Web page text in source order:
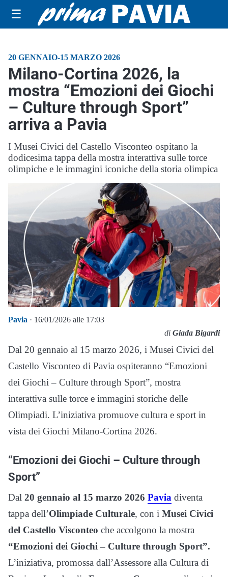
☰
20 GENNAIO-15 MARZO 2026
Milano-Cortina 2026, la
mostra “Emozioni dei Giochi
– Culture through Sport”
arriva a Pavia
I Musei Civici del Castello Visconteo ospitano la
dodicesima tappa della mostra interattiva sulle torce
olimpiche e le immagini iconiche della storia olimpica
Pavia · 16/01/2026 alle 17:03
di Giada Bigardi
Dal 20 gennaio al 15 marzo 2026, i Musei Civici del
Castello Visconteo di Pavia ospiteranno “Emozioni
dei Giochi – Culture through Sport”, mostra
interattiva sulle torce e immagini storiche delle
Olimpiadi. L’iniziativa promuove cultura e sport in
vista dei Giochi Milano-Cortina 2026.
“Emozioni dei Giochi – Culture through
Sport”
Dal 20 gennaio al 15 marzo 2026 Pavia diventa
tappa dell’Olimpiade Culturale, con i Musei Civici
del Castello Visconteo che accolgono la mostra
“Emozioni dei Giochi – Culture through Sport”.
L’iniziativa, promossa dall’Assessore alla Cultura di